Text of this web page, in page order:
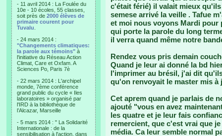
- 11 avril 2014 : La Foulée du
10e - 10 écoles, 55 classes,
soit près de 2000 élèves de
primaire courent pour
Tuvalu
- 24 mars 2014 :
"Changements climatiques:
la parole aux témoins" à
l'initiative du Réseau Action
Climat, Care et Oxfam. A
Sciences Po, Paris 7è
- 22 mars 2014 : L'archipel
monde, 7ème conférence
grand public du cycle « Iles
laboratoires » organisé par
l'IRD à la bibliothèque de
l’Alcazar, Marseille
- 5 mars 2014 : " La Solidarité
Internationale : de la
sensibilisation à l'action, dans
c'était férié) il valait mieux
semese arrivé la veille . Tafue
et moi nous voyons Mardi pour
qui porte la parole du long
il verra quand même notre
Rendez vous pris demain
Quand je leur ai donné la bd
l'imprimer au brésil, j'ai dit
qu'on renvoyait le master mis à
Cet aprem quand je parlais de
ajouté "vous en avez
les quatre et je leur fais
remercient, que c'est vrai que
média. Ca leur semble normal